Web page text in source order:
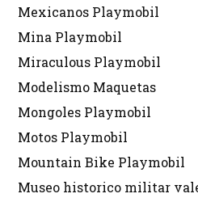
Mexicanos Playmobil
Mina Playmobil
Miraculous Playmobil
Modelismo Maquetas
Mongoles Playmobil
Motos Playmobil
Mountain Bike Playmobil
Museo historico militar